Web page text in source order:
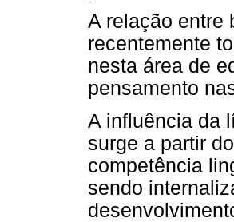
A relação entre
recentemente
nesta área de
pensamento
A influência da
surge a partir
competência
sendo